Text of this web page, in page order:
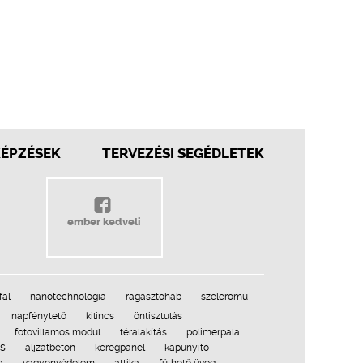
TERVEZÉSI SEGÉDLETEK
ember kedveli
nanotechnológia ragasztóhab
szélerőmű
napfénytető
kilincs
öntisztulás
fotovillamos modul
téralakítás polimerpala
aljzatbeton kéregpanel
kapunyitó